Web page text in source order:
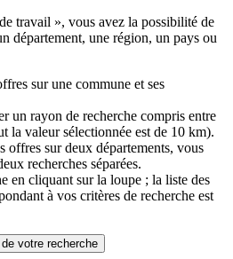
travail », vous avez la possibilité de
département, une région, un pays ou
sur une commune et ses
un rayon de recherche compris entre
la valeur sélectionnée est de 10 km).
offres sur deux départements, vous
recherches séparées.
en cliquant sur la loupe ; la liste des
à vos critères de recherche est
votre recherche